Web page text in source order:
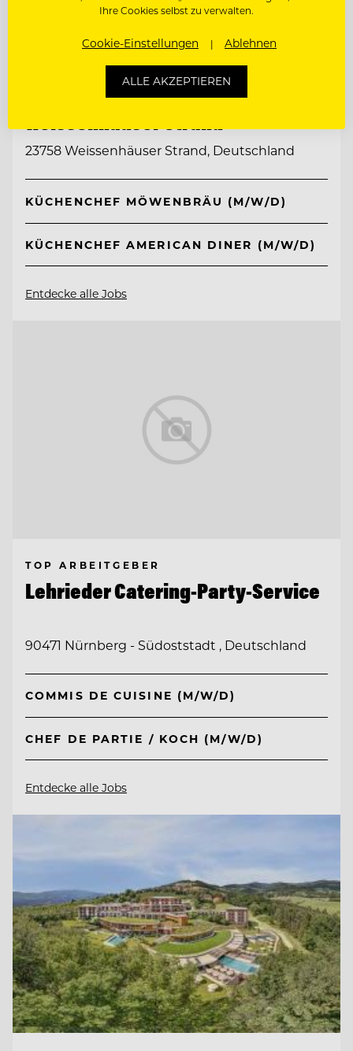
Ferien- und Freizeitpark
Weissenhäuser Strand
23758 Weissenhäuser Strand, Deutschland
KÜCHENCHEF MÖWENBRÄU (M/W/D)
KÜCHENCHEF AMERICAN DINER (M/W/D)
Entdecke alle Jobs
TOP ARBEITGEBER
Lehrieder Catering-Party-Service
90471 Nürnberg - Südoststadt , Deutschland
COMMIS DE CUISINE (M/W/D)
CHEF DE PARTIE / KOCH (M/W/D)
Entdecke alle Jobs
Ihre Cookies selbst zu verwalten.
Cookie-Einstellungen Ablehnen
ALLE AKZEPTIEREN